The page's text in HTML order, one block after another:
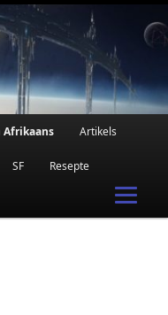
Afrikaans Artikels
SF Resepte